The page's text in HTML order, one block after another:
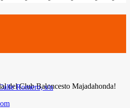
del Club Baloncesto Majadahonda!
Romero, s/n